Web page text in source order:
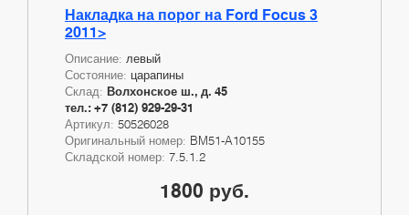
Накладка на порог на Ford Focus 3
2011>
Описание: левый
Состояние: царапины
Склад: Волхонское ш., д. 45
тел.: +7 (812) 929-29-31
Артикул: 50526028
Оригинальный номер: BM51-A10155
Складской номер: 7.5.1.2
1800 руб.